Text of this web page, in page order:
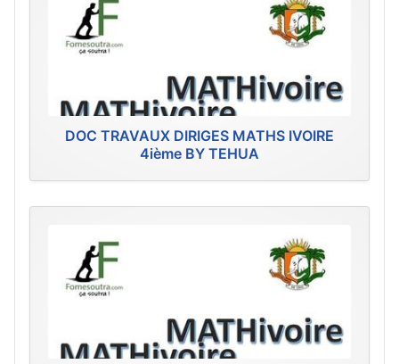
DOC TRAVAUX DIRIGES MATHS IVOIRE
4ième BY TEHUA